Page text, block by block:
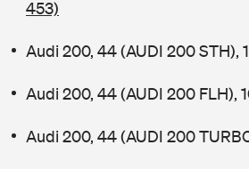
453)
Audi 200, 44 (AUDI 200 STH),
Audi 200, 44 (AUDI 200 FLH),
Audi 200, 44 (AUDI 200